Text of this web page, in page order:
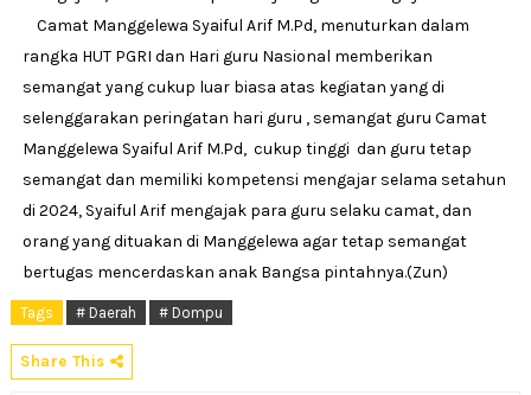
Camat Manggelewa Syaiful Arif M.Pd, menuturkan dalam
rangka HUT PGRI dan Hari guru Nasional memberikan
semangat yang cukup luar biasa atas kegiatan yang di
selenggarakan peringatan hari guru , semangat guru Camat
Manggelewa Syaiful Arif M.Pd, cukup tinggi dan guru tetap
semangat dan memiliki kompetensi mengajar selama setahun
di 2024, Syaiful Arif mengajak para guru selaku camat, dan
orang yang dituakan di Manggelewa agar tetap semangat
bertugas mencerdaskan anak Bangsa pintahnya.(Zun)
Tags # Daerah # Dompu
Share This